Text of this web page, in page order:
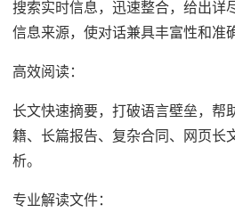
搜索实时信息，迅速整合，给出详
信息来源，使对话兼具丰富性和准
高效阅读：
长文快速摘要，打破语言壁垒，帮
籍、长篇报告、复杂合同、网页长
析。
专业解读文件：